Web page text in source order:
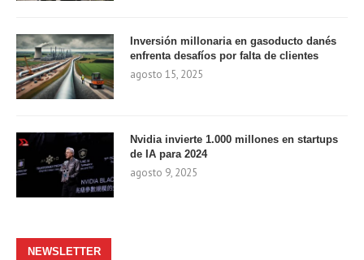
Inversión millonaria en gasoducto danés
enfrenta desafíos por falta de clientes
agosto 15, 2025
Nvidia invierte 1.000 millones en startups
de IA para 2024
agosto 9, 2025
NEWSLETTER